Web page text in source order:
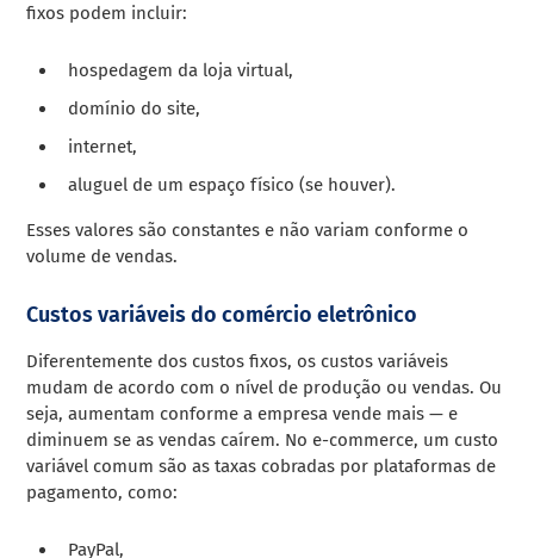
fixos podem incluir:
hospedagem da loja virtual,
domínio do site,
internet,
aluguel de um espaço físico (se houver).
Esses valores são constantes e não variam conforme o
volume de vendas.
Custos variáveis do comércio eletrônico
Diferentemente dos custos fixos, os custos variáveis
mudam de acordo com o nível de produção ou vendas. Ou
seja, aumentam conforme a empresa vende mais — e
diminuem se as vendas caírem. No e-commerce, um custo
variável comum são as taxas cobradas por plataformas de
pagamento, como:
PayPal,